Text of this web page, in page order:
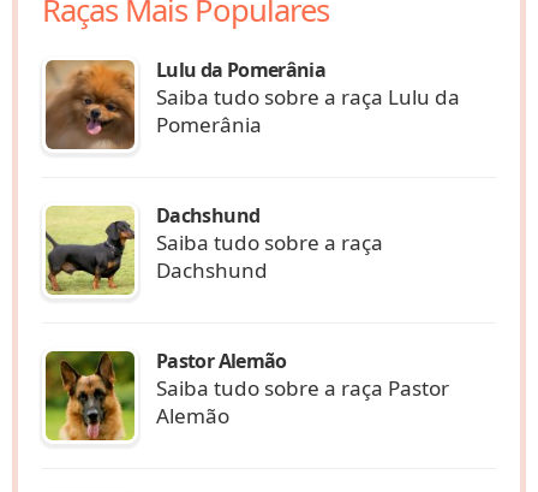
Raças Mais Populares
Lulu da Pomerânia
Saiba tudo sobre a raça Lulu da
Pomerânia
Dachshund
Saiba tudo sobre a raça
Dachshund
Pastor Alemão
Saiba tudo sobre a raça Pastor
Alemão